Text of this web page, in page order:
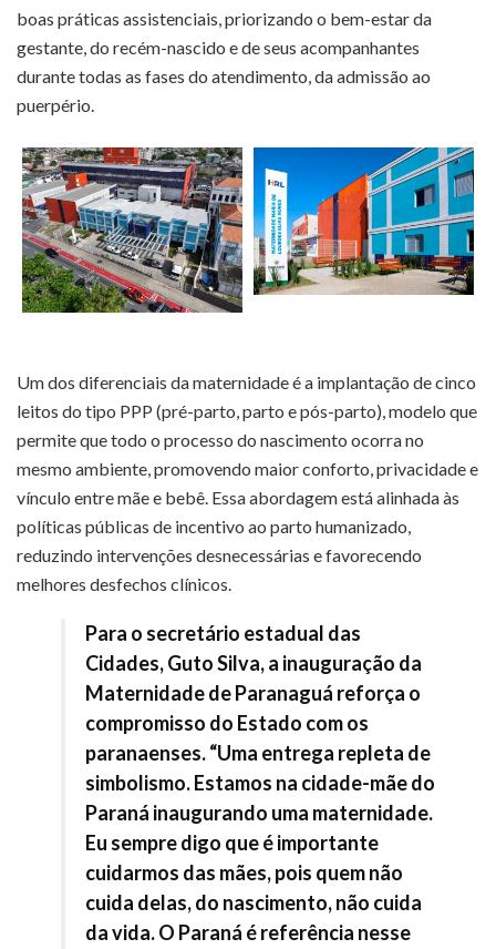
boas práticas assistenciais, priorizando o bem-estar da
gestante, do recém-nascido e de seus acompanhantes
durante todas as fases do atendimento, da admissão ao
puerpério.
Um dos diferenciais da maternidade é a implantação de cinco
leitos do tipo PPP (pré-parto, parto e pós-parto), modelo que
permite que todo o processo do nascimento ocorra no
mesmo ambiente, promovendo maior conforto, privacidade e
vínculo entre mãe e bebê. Essa abordagem está alinhada às
políticas públicas de incentivo ao parto humanizado,
reduzindo intervenções desnecessárias e favorecendo
melhores desfechos clínicos.
Para o secretário estadual das
Cidades, Guto Silva, a inauguração da
Maternidade de Paranaguá reforça o
compromisso do Estado com os
paranaenses. “Uma entrega repleta de
simbolismo. Estamos na cidade-mãe do
Paraná inaugurando uma maternidade.
Eu sempre digo que é importante
cuidarmos das mães, pois quem não
cuida delas, do nascimento, não cuida
da vida. O Paraná é referência nesse